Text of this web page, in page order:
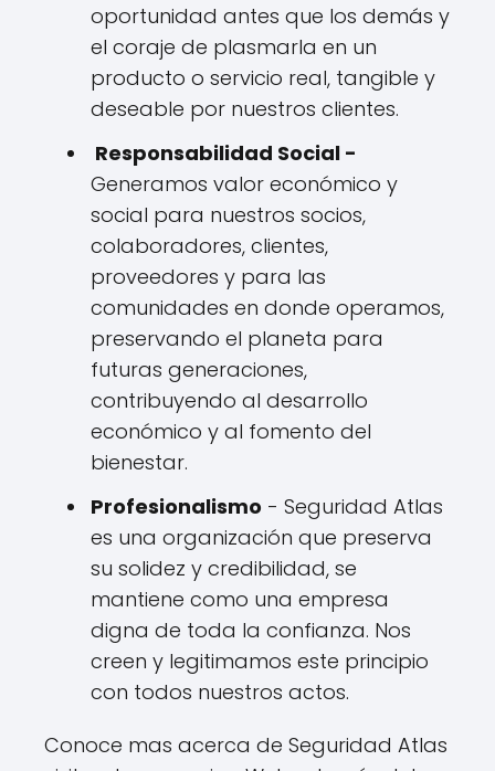
oportunidad antes que los demás y
el coraje de plasmarla en un
producto o servicio real, tangible y
deseable por nuestros clientes.
Responsabilidad Social -
Generamos valor económico y
social para nuestros socios,
colaboradores, clientes,
proveedores y para las
comunidades en donde operamos,
preservando el planeta para
futuras generaciones,
contribuyendo al desarrollo
económico y al fomento del
bienestar.
Profesionalismo - Seguridad Atlas
es una organización que preserva
su solidez y credibilidad, se
mantiene como una empresa
digna de toda la confianza. Nos
creen y legitimamos este principio
con todos nuestros actos.
Conoce mas acerca de Seguridad Atlas